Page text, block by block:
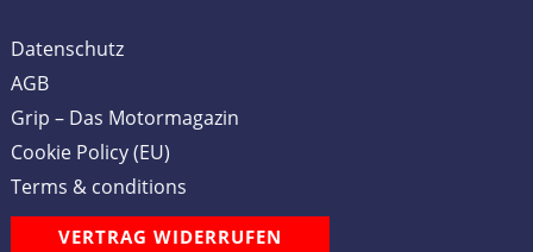
Datenschutz
AGB
Grip – Das Motormagazin
Cookie Policy (EU)
Terms & conditions
VERTRAG WIDERRUFEN